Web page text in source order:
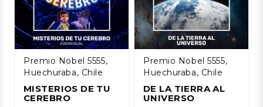
Premio Nobel 5555,
Huechuraba, Chile
MISTERIOS DE TU
CEREBRO
Premio Nobel 5555,
Huechuraba, Chile
DE LA TIERRA AL
UNIVERSO